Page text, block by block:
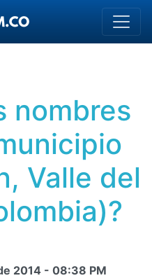
nombres
Valle del
2014 - 08:38 PM